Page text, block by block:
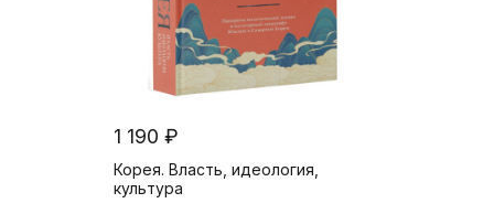
1 190 ₽
Корея. Власть, идеология,
культура